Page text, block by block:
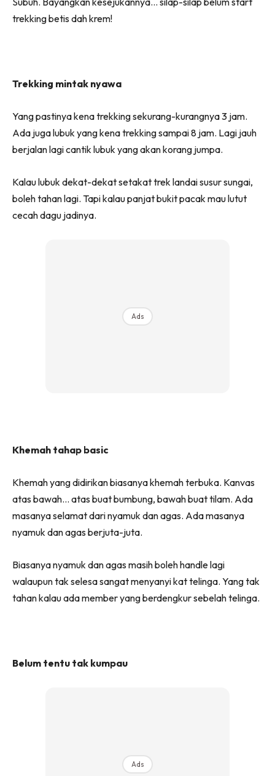
trekking betis dah krem!
Trekking mintak nyawa
Yang pastinya kena trekking sekurang-kurangnya 3 jam.
Ada juga lubuk yang kena trekking sampai 8 jam. Lagi jauh
berjalan lagi cantik lubuk yang akan korang jumpa.
Kalau lubuk dekat-dekat setakat trek landai susur sungai,
boleh tahan lagi. Tapi kalau panjat bukit pacak mau lutut
cecah dagu jadinya.
Ads
Khemah tahap basic
Khemah yang didirikan biasanya khemah terbuka. Kanvas
atas bawah… atas buat bumbung, bawah buat tilam. Ada
masanya selamat dari nyamuk dan agas. Ada masanya
nyamuk dan agas berjuta-juta.
Biasanya nyamuk dan agas masih boleh handle lagi
walaupun tak selesa sangat menyanyi kat telinga. Yang tak
tahan kalau ada member yang berdengkur sebelah telinga.
Belum tentu tak kumpau
Ads